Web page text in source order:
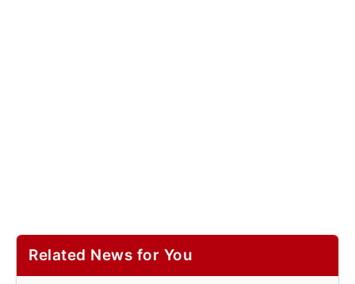
Related News for You